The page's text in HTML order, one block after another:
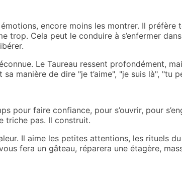
encore moins les montrer. Il préfère
Cela peut le conduire à s’enfermer
Le Taureau ressent profondément,
manière de dire "je t’aime", "je suis là", "tu
pour faire confiance, pour s’ouvrir, pour
triche pas. Il construit.
Il aime les petites attentions, les rituels
fera un gâteau, réparera une étagère,